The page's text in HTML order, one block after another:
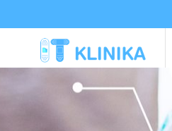
Additionally, paste this code